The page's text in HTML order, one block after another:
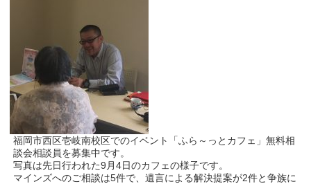
福岡市西区壱岐南校区でのイベント「ふら～っとカフェ」無料相
談会相談員を募集中です。
写真は先日行われた9月4日のカフェの様子です。
マインズへのご相談は5件で、遺言による解決提案が2件と争族に